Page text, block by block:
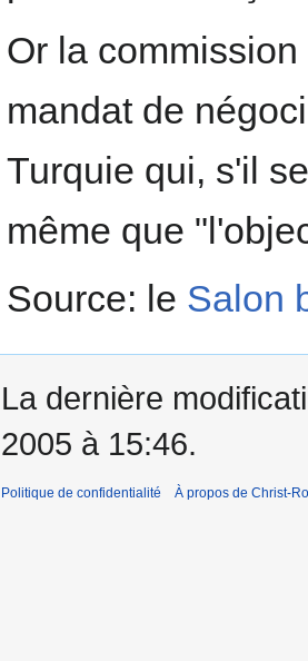
Or la
mandat de
Turquie qui, s'il
même que
Source: le Salon
La dernière
2005 à 15:46.
Politique de confidentialité À propos de Christ-